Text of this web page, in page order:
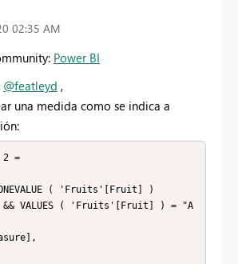
02:35 AM
Power BI
@featleyd ,
una medida como se indica a
2 =